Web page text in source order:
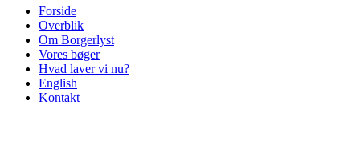
Forside
Overblik
Om Borgerlyst
Vores bøger
Hvad laver vi nu?
English
Kontakt